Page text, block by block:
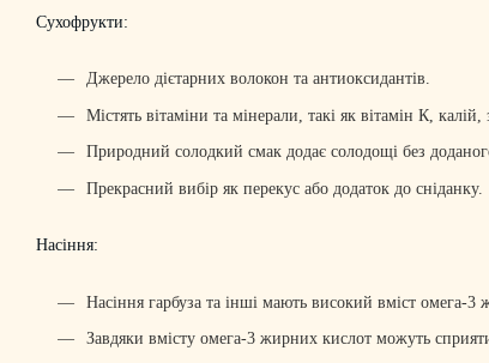
Сухофрукти:
Джерело дієтарних волокон та антиоксидантів.
Містять вітаміни та мінерали, такі як вітамін К, калій,
Природний солодкий смак додає солодощі без
Прекрасний вибір як перекус або додаток до сніданку.
Насіння:
Насіння гарбуза та інші мають високий вміст омега-3
Завдяки вмісту омега-3 жирних кислот можуть